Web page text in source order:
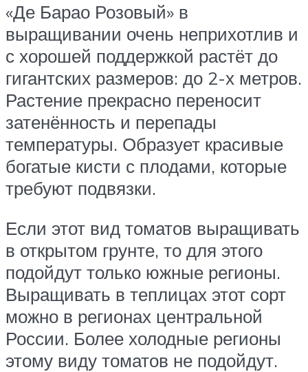
«Де Барао Розовый» в
выращивании очень неприхотлив и
с хорошей поддержкой растёт до
гигантских размеров: до 2-х метров.
Растение прекрасно переносит
затенённость и перепады
температуры. Образует красивые
богатые кисти с плодами, которые
требуют подвязки.
Если этот вид томатов выращивать
в открытом грунте, то для этого
подойдут только южные регионы.
Выращивать в теплицах этот сорт
можно в регионах центральной
России. Более холодные регионы
этому виду томатов не подойдут.